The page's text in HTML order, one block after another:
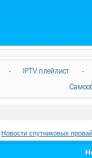
· IPTV плейлист
·
Новости спутниковых